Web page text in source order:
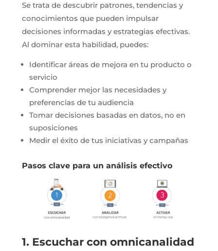
Se trata de descubrir patrones, tendencias y
conocimientos que pueden impulsar
decisiones informadas y estrategias efectivas.
Al dominar esta habilidad, puedes:
Identificar áreas de mejora en tu producto o
servicio
Comprender mejor las necesidades y
preferencias de tu audiencia
Tomar decisiones basadas en datos, no en
suposiciones
Medir el éxito de tus iniciativas y campañas
Pasos clave para un análisis efectivo
1. Escuchar con omnicanalidad